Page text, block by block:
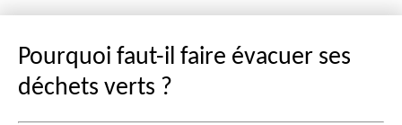
Pourquoi faut-il faire évacuer ses
déchets verts ?